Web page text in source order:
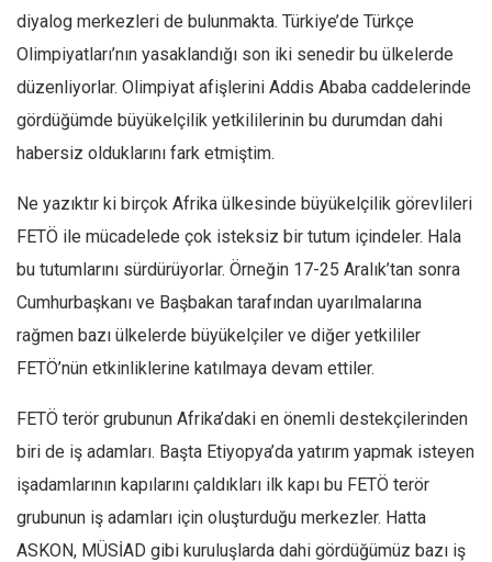
diyalog merkezleri de bulunmakta. Türkiye’de Türkçe
Olimpiyatları’nın yasaklandığı son iki senedir bu ülkelerde
düzenliyorlar. Olimpiyat afişlerini Addis Ababa caddelerinde
gördüğümde büyükelçilik yetkililerinin bu durumdan dahi
habersiz olduklarını fark etmiştim.
Ne yazıktır ki birçok Afrika ülkesinde büyükelçilik görevlileri
FETÖ ile mücadelede çok isteksiz bir tutum içindeler. Hala
bu tutumlarını sürdürüyorlar. Örneğin 17-25 Aralık’tan sonra
Cumhurbaşkanı ve Başbakan tarafından uyarılmalarına
rağmen bazı ülkelerde büyükelçiler ve diğer yetkililer
FETÖ’nün etkinliklerine katılmaya devam ettiler.
FETÖ terör grubunun Afrika’daki en önemli destekçilerinden
biri de iş adamları. Başta Etiyopya’da yatırım yapmak isteyen
işadamlarının kapılarını çaldıkları ilk kapı bu FETÖ terör
grubunun iş adamları için oluşturduğu merkezler. Hatta
ASKON, MÜSİAD gibi kuruluşlarda dahi gördüğümüz bazı iş